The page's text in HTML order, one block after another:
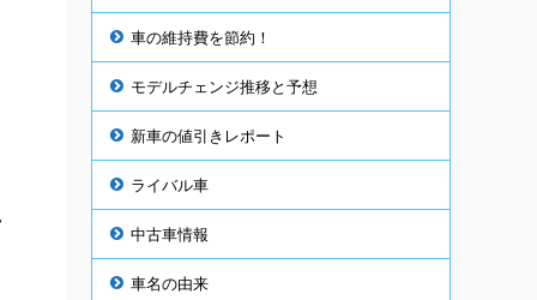
車の維持費を節約！
モデルチェンジ推移と予想
新車の値引きレポート
ライバル車
中古車情報
車名の由来